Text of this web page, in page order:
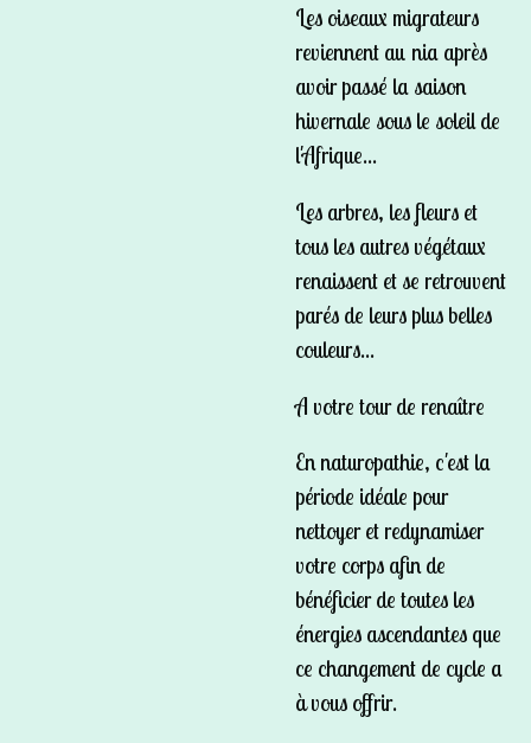
Les oiseaux migrateurs
reviennent au nia après
avoir passé la saison
hivernale sous le soleil de
l'Afrique...
Les arbres, les fleurs et
tous les autres végétaux
renaissent et se retrouvent
parés de leurs plus belles
couleurs...
A votre tour de renaître
En naturopathie, c'est la
période idéale pour
nettoyer et redynamiser
votre corps afin de
bénéficier de toutes les
énergies ascendantes que
ce changement de cycle a
à vous offrir.